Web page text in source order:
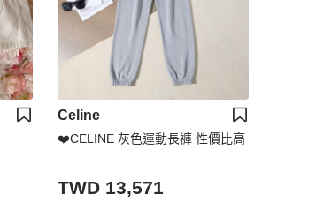
Celine
❤️CELINE 灰色運動長褲 性價比高
TWD 13,571